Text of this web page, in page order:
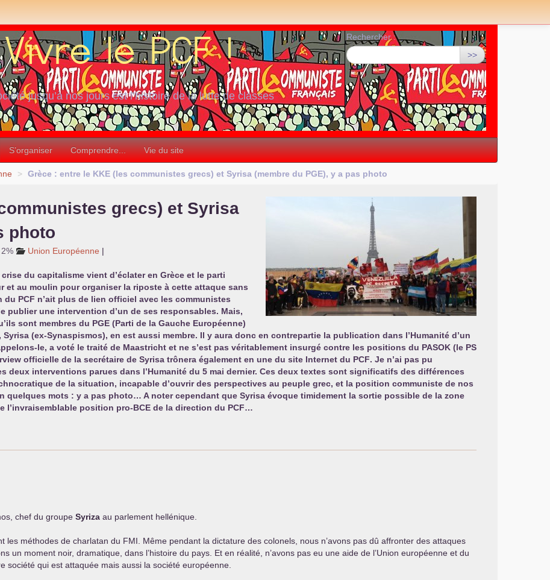
jusqu’à nos jours est l’histoire de la lutte de classes
Rechercher :
>>
S’organiser Comprendre... Vie du site
> Grèce : entre le KKE (les communistes grecs) et Syrisa (membre du PGE), y a pas photo
grecs) et Syrisa
photo
Union Européenne |
du capitalisme vient d’éclater en Grèce et le parti
et au moulin pour organiser la riposte à cette attaque sans
du PCF n’ait plus de lien officiel avec les communistes
publier une intervention d’un de ses responsables. Mais,
sont membres du PGE (Parti de la Gauche Européenne)
(ex-Synaspismos), en est aussi membre. Il y aura donc en contrepartie la publication dans l’Humanité d’un
le, a voté le traité de Maastricht et ne s’est pas véritablement insurgé contre les positions du PASOK (le PS
officielle de la secrétaire de Syrisa trônera également en une du site Internet du PCF. Je n’ai pas pu
deux interventions parues dans l’Humanité du 5 mai dernier. Ces deux textes sont significatifs des différences
de la situation, incapable d’ouvrir des perspectives au peuple grec, et la position communiste de nos
quelques mots : y a pas photo… A noter cependant que Syrisa évoque timidement la sortie possible de la zone
l’invraisemblable position pro-BCE de la direction du PCF…
chef du groupe Syriza au parlement hellénique.
les méthodes de charlatan du FMI . Même pendant la dictature des colonels, nous n’avons pas dû affronter des attaques
un moment noir, dramatique, dans l’histoire du pays. Et en réalité, n’avons pas eu une aide de l’Union européenne et du
société qui est attaquée mais aussi la société européenne.